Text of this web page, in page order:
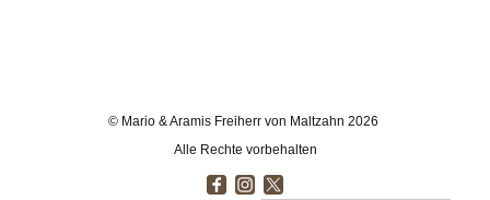
© Mario & Aramis Freiherr von Maltzahn 2026
Alle Rechte vorbehalten